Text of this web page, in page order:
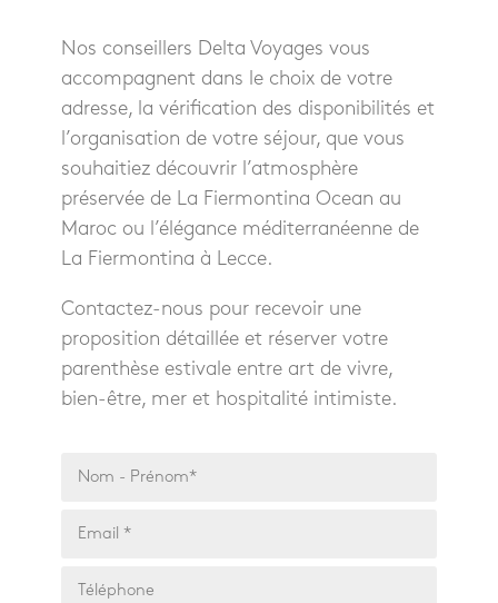
Nos conseillers Delta Voyages vous
accompagnent dans le choix de votre
adresse, la vérification des disponibilités et
l’organisation de votre séjour, que vous
souhaitiez découvrir l’atmosphère
préservée de La Fiermontina Ocean au
Maroc ou l’élégance méditerranéenne de
La Fiermontina à Lecce.
Contactez-nous pour recevoir une
proposition détaillée et réserver votre
parenthèse estivale entre art de vivre,
bien-être, mer et hospitalité intimiste.